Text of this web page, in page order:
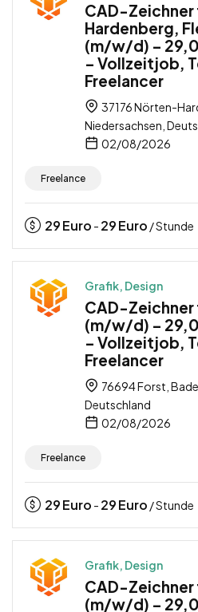
CAD-
Hardenberg,
(m/w/d) –
– Vollzeitjob,
Freelancer
37176 Nörten-
Niedersachsen,
02/08/2026
Freelance
29Euro - 29Euro / Stunde
Grafik, Design
CAD-Zeichner
(m/w/d) –
– Vollzeitjob,
Freelancer
76694 Forst,
Deutschland
02/08/2026
Freelance
29Euro - 29Euro / Stunde
Grafik, Design
CAD-Zeichner
(m/w/d) –